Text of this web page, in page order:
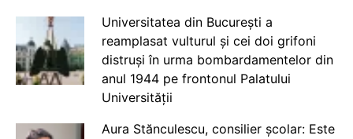
Universitatea din București a
reamplasat vulturul și cei doi grifoni
distruși în urma bombardamentelor din
anul 1944 pe frontonul Palatului
Universității
Aura Stănculescu, consilier școlar: Este